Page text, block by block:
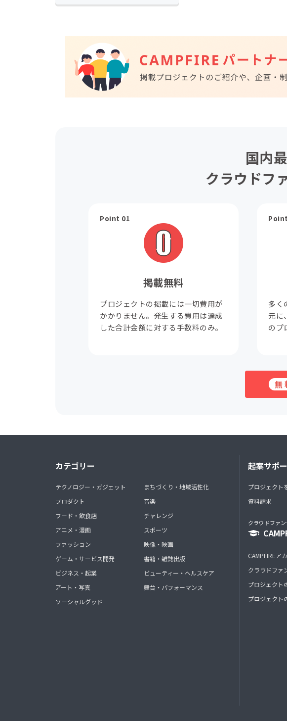
国内
クラウドフ
Point 01
掲載無料
プロジェクトの掲載には一切費用が
かかりません。発生する費用は達成
した合計金額に対する手数料のみ。
多く
元に
のプ
カテゴリー
テクノロジー・ガジェット
プロダクト
フード・飲食店
アニメ・漫画
ファッション
ゲーム・サービス開発
ビジネス・起業
アート・写真
ソーシャルグッド
まちづくり・地域活性化
音楽
チャレンジ
スポーツ
映像・映画
書籍・雑誌出版
ビューティー・ヘルスケア
舞台・パフォーマンス
起案サポ
プロジェクト
資料請求
クラウドファ
CAMPFIREア
クラウドファ
プロジェクト
プロジェクト